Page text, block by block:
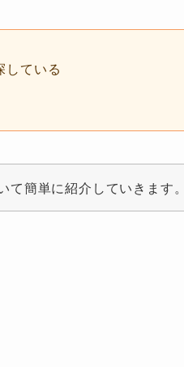
している
簡単に紹介していきます。